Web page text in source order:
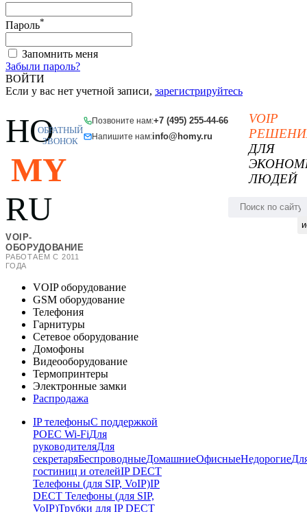
Пароль*
Запомнить меня
Забыли пароль?
ВОЙТИ
Если у вас нет учетной записи, зарегистрируйтесь
HO
MY
RU
VOIP-
ОБОРУДОВАНИЕ
РАБОТАЕМ С 2011
ГОДА
Позвоните нам:+7 (495) 255-44-66
Напишите нам:info@homy.ru
ОБРАТНЫЙ
ЗВОНОК
VOIP
ДЛЯ
ЛЮДЕЙ
VOIP оборудование
GSM оборудование
Телефония
Гарнитуры
Сетевое оборудование
Домофоны
Видеооборудование
Термопринтеры
Электронные замки
Распродажа
IP телефоныС поддержкой
POEC Wi-FiДля
руководителяДля
секретаряБеспроводныеДомашниеОфисныеНедорогие
гостиниц и отелейIP DECT
Телефоны (для SIP, VoIP)IP
DECT Телефоны (для SIP,
VoIP)Трубки для IP DECT